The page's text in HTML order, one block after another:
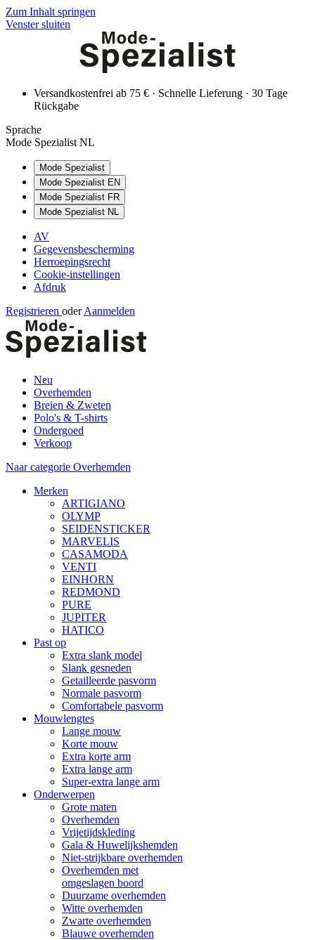
Zum Inhalt springen
Venster sluiten
Versandkostenfrei ab 75 € · Schnelle Lieferung · 30 Tage
Rückgabe
Sprache
Mode Spezialist NL
Mode Spezialist
Mode Spezialist EN
Mode Spezialist FR
Mode Spezialist NL
AV
Gegevensbescherming
Herroepingsrecht
Cookie-instellingen
Afdruk
Registrieren oder Aanmelden
Neu
Overhemden
Breien & Zweten
Polo's & T-shirts
Ondergoed
Verkoop
Naar categorie Overhemden
Merken
ARTIGIANO
OLYMP
SEIDENSTICKER
MARVELIS
CASAMODA
VENTI
EINHORN
REDMOND
PURE
JUPITER
HATICO
Past op
Extra slank model
Slank gesneden
Getailleerde pasvorm
Normale pasvorm
Comfortabele pasvorm
Mouwlengtes
Lange mouw
Korte mouw
Extra korte arm
Extra lange arm
Super-extra lange arm
Onderwerpen
Grote maten
Overhemden
Vrijetijdskleding
Gala & Huwelijkshemden
Niet-strijkbare overhemden
Overhemden met
omgeslagen boord
Duurzame overhemden
Witte overhemden
Zwarte overhemden
Blauwe overhemden